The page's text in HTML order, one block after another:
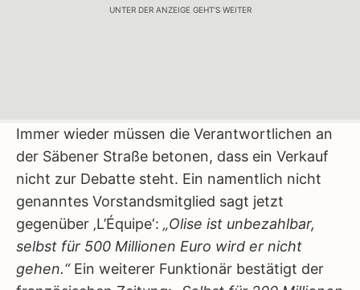
UNTER DER ANZEIGE GEHT'S WEITER
Immer wieder müssen die Verantwortlichen an
der Säbener Straße betonen, dass ein Verkauf
nicht zur Debatte steht. Ein namentlich nicht
genanntes Vorstandsmitglied sagt jetzt
gegenüber ‚L’Équipe‘: „Olise ist unbezahlbar,
selbst für 500 Millionen Euro wird er nicht
gehen.“Ein weiterer Funktionär bestätigt der